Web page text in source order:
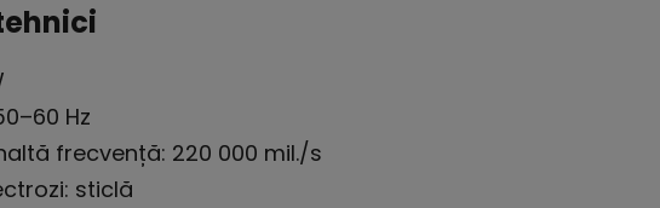
Hz
frecvență: 220 000 mil./s
sticlă